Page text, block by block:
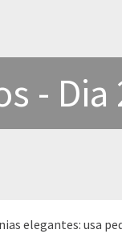
- Dia
elegantes: usa